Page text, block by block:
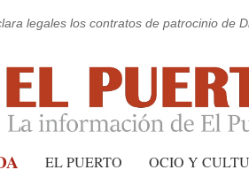
legales los contratos de patrocinio de
EL PUERTO OCIO Y